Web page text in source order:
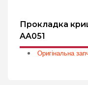
Прокладка
AA051
Оригінальна